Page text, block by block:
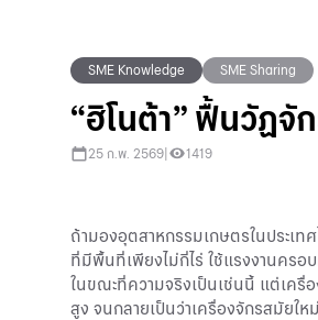
SME Knowledge SME Sharing
“ฮิโนต้า” ฟื้นวัฏจั
25 ก.พ. 2569 1419
ถ้ามองอุตสาหกรรมเกษตรในประเ
ที่มีพื้นที่เพียงไม่กี่ไร่ ใช้แรงงานครอ
ในขณะที่ความจริงเป็นเช่นนี้ แต่เครื่
สูง จนกลายเป็นว่าเครื่องจักรสมัยใ